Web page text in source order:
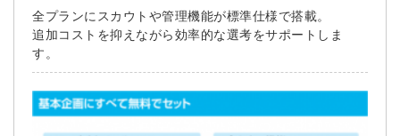
全プランにスカウトや管理機能が標準仕様で搭載。
追加コストを抑えながら効率的な選考をサポートしま
す。
許可なく投稿すること
みんなの採用部があなたの許可なく投稿すること